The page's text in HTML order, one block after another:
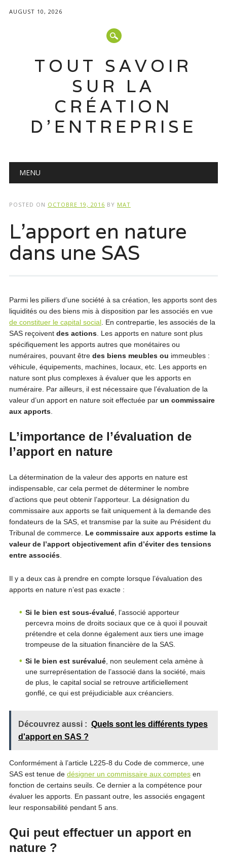
AUGUST 10, 2026
TOUT SAVOIR
SUR LA
CRÉATION
D'ENTREPRISE
Main menu
MENU
POSTED ON OCTOBRE 19, 2016 BY MAT
L’apport en nature
dans une SAS
Parmi les piliers d’une société à sa création, les apports sont des
liquidités ou des biens mis à disposition par les associés en vue
de constituer le capital social. En contrepartie, les associés de la
SAS reçoivent des actions. Les apports en nature sont plus
spécifiquement les apports autres que monétaires ou
numéraires, pouvant être des biens meubles ou immeubles :
véhicule, équipements, machines, locaux, etc. Les apports en
nature sont plus complexes à évaluer que les apports en
numéraire. Par ailleurs, il est nécessaire que l’évaluation de la
valeur d’un apport en nature soit effectuée par un commissaire
aux apports.
L’importance de l’évaluation de
l’apport en nature
La détermination de la valeur des apports en nature est
indispensable, car cela permet de déterminer le nombre
d’actions que peut obtenir l’apporteur. La désignation du
commissaire aux apports se fait uniquement à la demande des
fondateurs de la SAS, et transmise par la suite au Président du
Tribunal de commerce. Le commissaire aux apports estime la
valeur de l’apport objectivement afin d’éviter des tensions
entre associés.
Il y a deux cas à prendre en compte lorsque l’évaluation des
apports en nature n’est pas exacte :
Si le bien est sous-évalué, l’associé apporteur
percevra moins de droits sociaux que ce à quoi il pouvait
prétendre et cela donne également aux tiers une image
trompeuse de la situation financière de la SAS.
Si le bien est surévalué, non seulement cela amène à
une surreprésentation de l’associé dans la société, mais
de plus, le capital social se retrouve artificiellement
gonflé, ce qui est préjudiciable aux créanciers.
Découvrez aussi : Quels sont les différents types
d'apport en SAS ?
Conformément à l’article L225-8 du Code de commerce, une
SAS est tenue de désigner un commissaire aux comptesen
fonction de certains seuils. Ce dernier a la compétence pour
évaluer les apports. En passant outre, les associés engagent
leur responsabilité pendant 5 ans.
Qui peut effectuer un apport en
nature ?